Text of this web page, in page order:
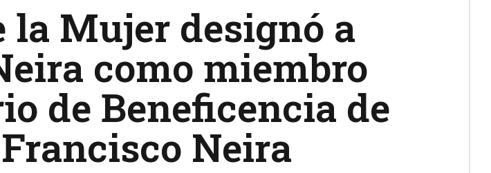
Mujer designó a
como miembro
de Beneficencia de
Neira